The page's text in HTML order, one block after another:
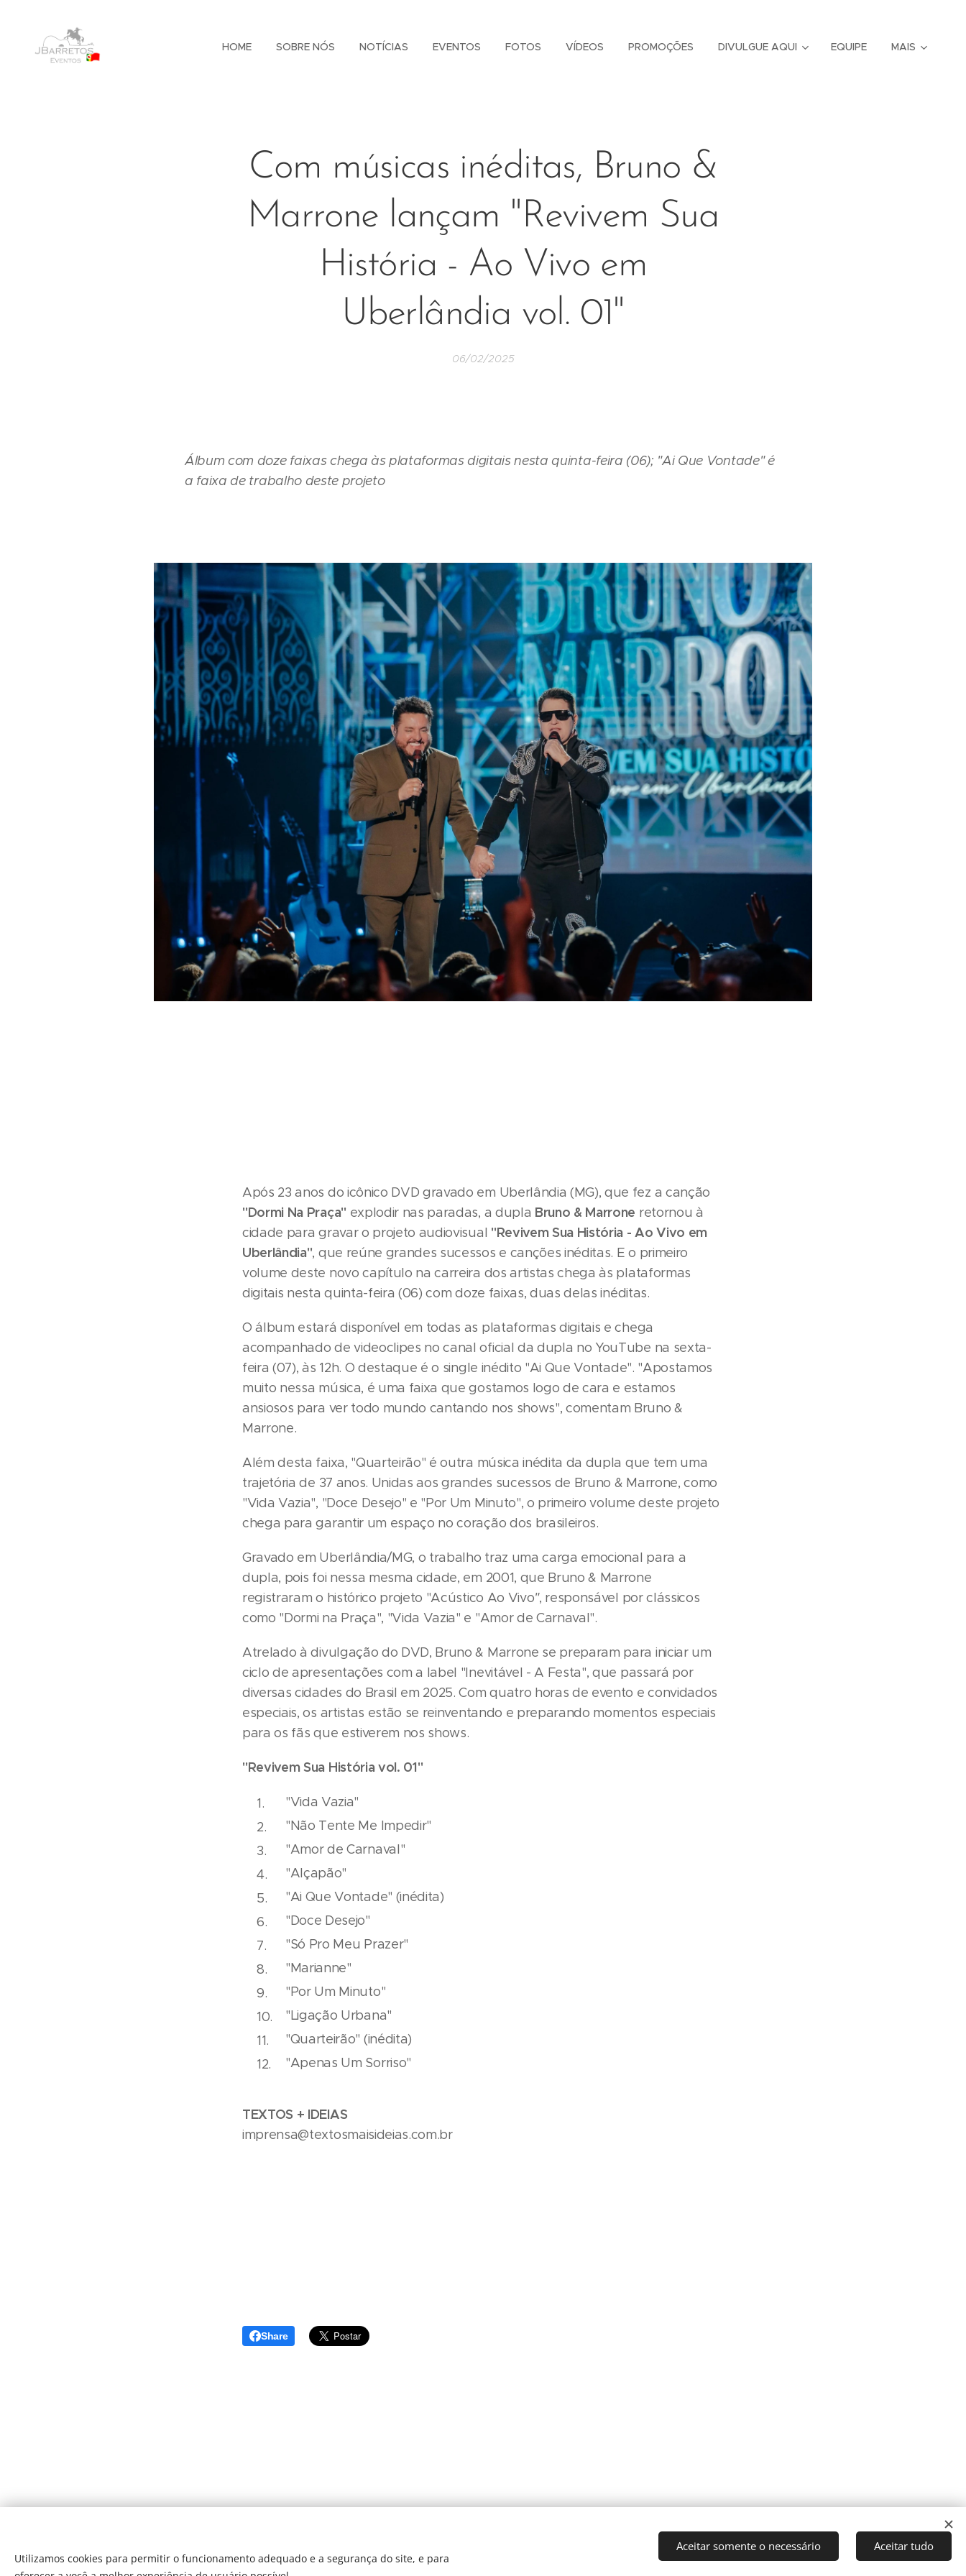
HOME SOBRE NÓS NOTÍCIAS EVENTOS FOTOS VÍDEOS PROMOÇÕES DIVULGUE AQUI EQUIPE MAIS
Com músicas inéditas, Bruno &
Marrone lançam "Revivem Sua
História - Ao Vivo em
Uberlândia vol. 01"
06/02/2025
Álbum com doze faixas chega às plataformas digitais nesta quinta-feira (06); "Ai Que Vontade" é
a faixa de trabalho deste projeto
Após 23 anos do icônico DVD gravado em Uberlândia (MG), que fez a canção
"Dormi Na Praça" explodir nas paradas, a dupla Bruno & Marrone retornou à
cidade para gravar o projeto audiovisual "Revivem Sua História - Ao Vivo em
Uberlândia", que reúne grandes sucessos e canções inéditas. E o primeiro
volume deste novo capítulo na carreira dos artistas chega às plataformas
digitais nesta quinta-feira (06) com doze faixas, duas delas inéditas.
O álbum estará disponível em todas as plataformas digitais e chega
acompanhado de videoclipes no canal oficial da dupla no YouTube na sexta-
feira (07), às 12h. O destaque é o single inédito "Ai Que Vontade". "Apostamos
muito nessa música, é uma faixa que gostamos logo de cara e estamos
ansiosos para ver todo mundo cantando nos shows", comentam Bruno &
Marrone.
Além desta faixa, "Quarteirão" é outra música inédita da dupla que tem uma
trajetória de 37 anos. Unidas aos grandes sucessos de Bruno & Marrone, como
"Vida Vazia", "Doce Desejo" e "Por Um Minuto", o primeiro volume deste projeto
chega para garantir um espaço no coração dos brasileiros.
Gravado em Uberlândia/MG, o trabalho traz uma carga emocional para a
dupla, pois foi nessa mesma cidade, em 2001, que Bruno & Marrone
registraram o histórico projeto "Acústico Ao Vivo", responsável por clássicos
como "Dormi na Praça", "Vida Vazia" e "Amor de Carnaval".
Atrelado à divulgação do DVD, Bruno & Marrone se preparam para iniciar um
ciclo de apresentações com a label "Inevitável - A Festa", que passará por
diversas cidades do Brasil em 2025. Com quatro horas de evento e convidados
especiais, os artistas estão se reinventando e preparando momentos especiais
para os fãs que estiverem nos shows.
"Revivem Sua História vol. 01"
"Vida Vazia"
"Não Tente Me Impedir"
"Amor de Carnaval"
"Alçapão"
"Ai Que Vontade" (inédita)
"Doce Desejo"
"Só Pro Meu Prazer"
"Marianne"
"Por Um Minuto"
"Ligação Urbana"
"Quarteirão" (inédita)
"Apenas Um Sorriso"
TEXTOS + IDEIAS
imprensa@textosmaisideias.com.br
Share
Desenvolvido por
Utilizamos cookies para permitir o funcionamento adequado e a segurança do site, e para
Aceitar somente o necessário Aceitar tudo